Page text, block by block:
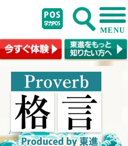
MENU